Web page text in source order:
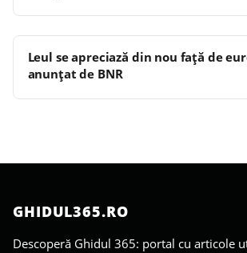
Leul se apreciază din nou față de
anunțat de BNR
GHIDUL365.RO
Descoperă Ghidul 365: portal cu articole